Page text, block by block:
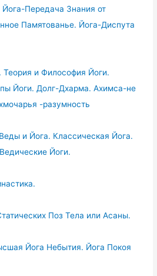
Передача Знания от
Памятованье. Йога-Диспута
Теория и Философия Йоги.
Йоги. Долг-Дхарма. Ахимса-не
-разумность
и Йога. Классическая Йога.
Йоги.
Поз Тела или Асаны.
Йога Небытия. Йога Покоя